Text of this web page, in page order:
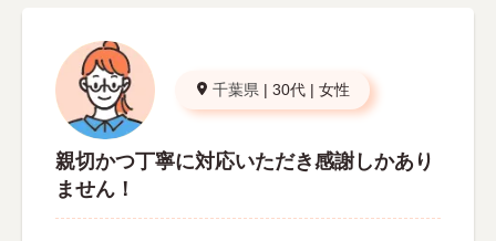
千葉県 | 30代 | 女性
親切かつ丁寧に対応いただき感謝しかあり
ません！